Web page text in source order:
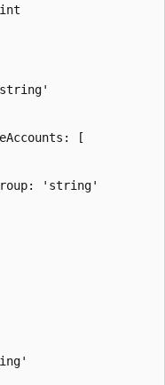
[
'string'